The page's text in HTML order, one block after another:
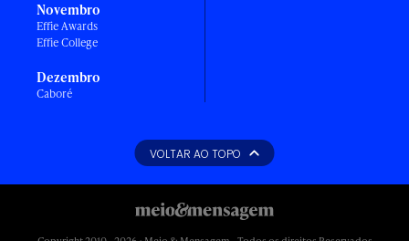
Novembro
Effie Awards
Effie College
Dezembro
Caboré
VOLTAR AO TOPO